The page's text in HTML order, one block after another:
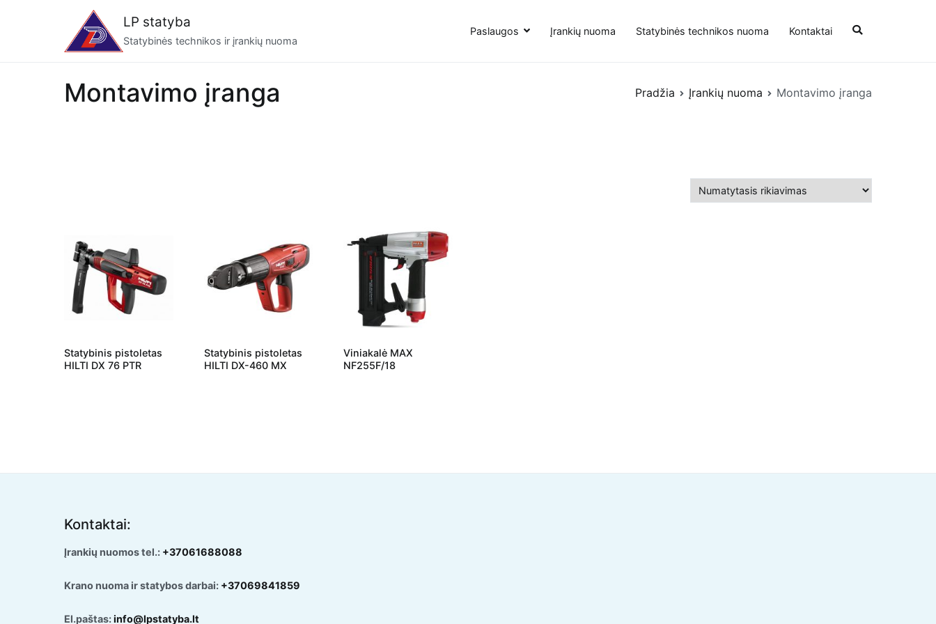
LP statyba
Statybinės technikos ir įrankių nuoma
Paslaugos Įrankių nuoma Statybinės technikos nuoma Kontaktai
Montavimo įranga Pradžia Įrankių nuoma Montavimo įranga
Statybinis pistoletas
HILTI DX 76 PTR
Statybinis pistoletas
HILTI DX-460 MX
Viniakalė MAX
NF255F/18
Kontaktai:
Įrankių nuomos tel.: +37061688088
Krano nuoma ir statybos darbai: +37069841859
El.paštas:info@lpstatyba.lt